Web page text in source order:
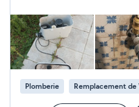
proximité, l'écoute de nos
travail réalisé dans les
une équipe de confiance
plomberie, électriques et
Plomberie Remplacement de